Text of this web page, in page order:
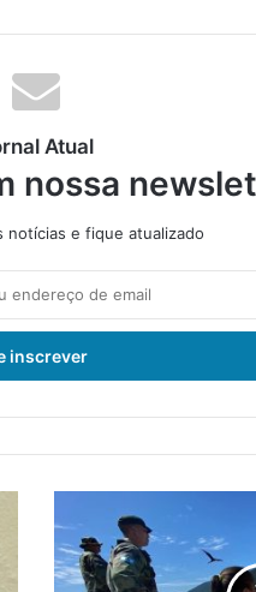
Atual
nossa
notícias e fique atualizado
m
b
a